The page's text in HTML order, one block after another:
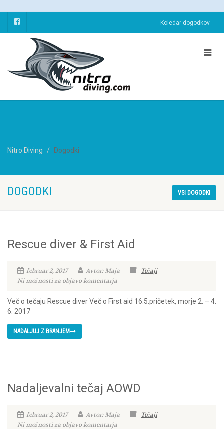
Koledar dogodkov
Nitro Diving Dogodki
DOGODKI VSI DOGODKI
Rescue diver & First Aid
februar 2, 2017 Avtor: Maja
Tečaji
Ni možnosti za objavo komentarja
Več o tečaju Rescue diver Več o First aid 16.5.pričetek, morje 2. – 4.
6. 2017
NADALJUJ Z BRANJEM
Nadaljevalni tečaj AOWD
februar 2, 2017 Avtor: Maja
Tečaji
Ni možnosti za objavo komentarja